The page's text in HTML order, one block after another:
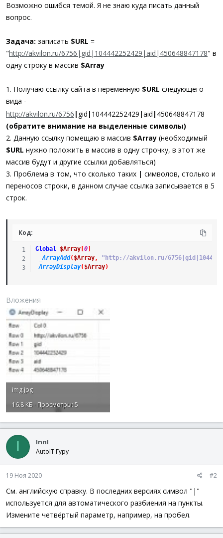
а
Возможно ошибся темой. Я не знаю куда писать данный
вопрос.
Задача: записать $URL =
"http://akvilon.ru/6756|gid|104442252429|aid|450648847178" в
одну строку в массив $Array
1. Получаю ссылку сайта в переменную $URL следующего
вида -
http://akvilon.ru/6756 | gid | 104442252429 |aid | 450648847178
(обратите внимание на выделенные символы)
2. Данную ссылку помещаю в массив $Array (необходимый
$URL нужно положить в массив в одну строчку, в этот же
массив будут и другие ссылки добавляться)
3. Проблема в том, что сколько таких | символов, столько и
переносов строки, в данном случае ссылка записывается в 5
строк.
Код:
Global $Array[ 0]
_ArrayAdd( $Array,
"http://akvilon.ru/
_ArrayDisplay( $Array)
Вложения
img.jpg
16.8 КБ · Просмотры: 5
I InnI
AutoIT Гуру
19 Ноя 2020 #2
См. английскую справку. В последних версиях символ "|"
используется для автоматического разбиения на пункты.
Измените четвёртый параметр, например, на пробел.